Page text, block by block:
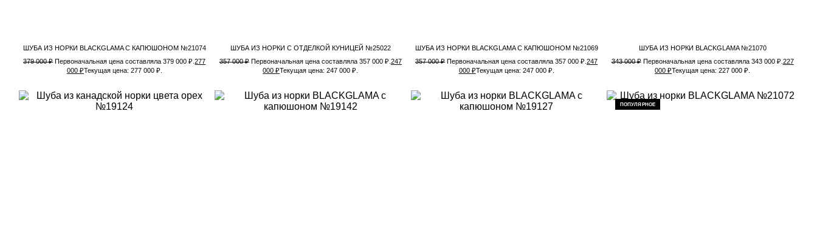
ШУБА ИЗ НОРКИ BLACKGLAMA С КАПЮШОНОМ №21074
379 000₽ Первоначальная цена составляла 379 000 ₽.277
000 ₽Текущая цена: 277 000 ₽.
ШУБА ИЗ НОРКИ С ОТДЕЛКОЙ КУНИЦЕЙ №25022
357 000₽ Первоначальная цена составляла 357 000 ₽. 247
000₽Текущая цена: 247 000 ₽.
ШУБА ИЗ НОРКИ BLACKGLAMA С КАПЮШОНОМ №21069
357 000₽ Первоначальная цена составляла 357 000 ₽.247
000 ₽Текущая цена: 247 000 ₽.
ШУБА ИЗ НОРКИ BLACKGLAMA №21070
343 000₽ Первоначальная цена составляла 343 000 ₽. 227
000₽Текущая цена: 227 000 ₽.
ПОПУЛЯРНОЕ